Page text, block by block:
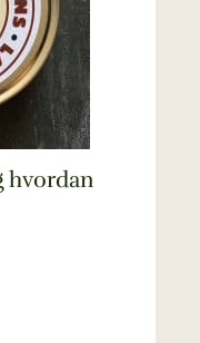
hvordan